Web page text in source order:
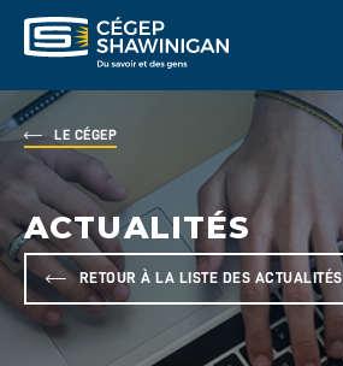
LE CÉGEP
ACTUALITÉS
RETOUR À LA LISTE DES ACTUALITÉS